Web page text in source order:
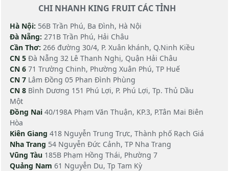
CHI NHANH KING FRUIT CÁC TỈNH
Hà Nội: 56B Trần Phú, Ba Đình, Hà Nội
Đà Nẵng: 271B Trần Phú, Hải Châu
Cần Thơ: 266 đường 30/4, P. Xuân khánh, Q.Ninh Kiều
CN 5 Đà Nẵng 32 Lê Thanh Nghị, Quận Hải Châu
CN 6 71 Trường Chinh, Phường Xuân Phú, TP Huế
CN 7 Lâm Đồng 05 Phan Đình Phùng
CN 8 Bình Dương 151 Phú Lợi, P. Phú Lợi, Tp. Thủ Dầu
Một
Đồng Nai 40/198A Phạm Văn Thuận, KP.3, P.Tân Mai Biên
Hòa
Kiên Giang 418 Nguyễn Trung Trực, Thành phố Rạch Giá
Nha Trang 54 Nguyễn Đức Cảnh, TP Nha Trang
Vũng Tàu 185B Phạm Hồng Thái, Phường 7
Quảng Nam 61 Nguyễn Du, Tp Tam Kỳ